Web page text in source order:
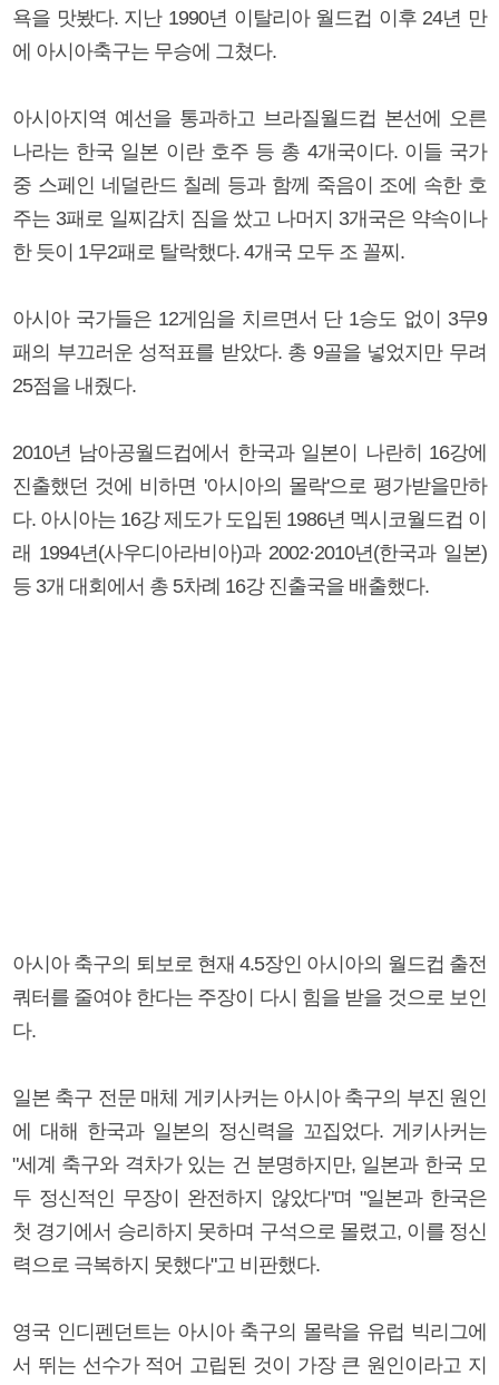
욕을 맛봤다. 지난 1990년 이탈리아 월드컵 이후 24년 만
에 아시아축구는 무승에 그쳤다.
아시아지역 예선을 통과하고 브라질월드컵 본선에 오른
나라는 한국 일본 이란 호주 등 총 4개국이다. 이들 국가
중 스페인 네덜란드 칠레 등과 함께 죽음이 조에 속한 호
주는 3패로 일찌감치 짐을 쌌고 나머지 3개국은 약속이나
한 듯이 1무2패로 탈락했다. 4개국 모두 조 꼴찌.
아시아 국가들은 12게임을 치르면서 단 1승도 없이 3무9
패의 부끄러운 성적표를 받았다. 총 9골을 넣었지만 무려
25점을 내줬다.
2010년 남아공월드컵에서 한국과 일본이 나란히 16강에
진출했던 것에 비하면 '아시아의 몰락'으로 평가받을만하
다. 아시아는 16강 제도가 도입된 1986년 멕시코월드컵 이
래 1994년(사우디아라비아)과 2002·2010년(한국과 일본)
등 3개 대회에서 총 5차례 16강 진출국을 배출했다.
아시아 축구의 퇴보로 현재 4.5장인 아시아의 월드컵 출전
쿼터를 줄여야 한다는 주장이 다시 힘을 받을 것으로 보인
다.
일본 축구 전문 매체 게키사커는 아시아 축구의 부진 원인
에 대해 한국과 일본의 정신력을 꼬집었다. 게키사커는
"세계 축구와 격차가 있는 건 분명하지만, 일본과 한국 모
두 정신적인 무장이 완전하지 않았다"며 "일본과 한국은
첫 경기에서 승리하지 못하며 구석으로 몰렸고, 이를 정신
력으로 극복하지 못했다"고 비판했다.
영국 인디펜던트는 아시아 축구의 몰락을 유럽 빅리그에
서 뛰는 선수가 적어 고립된 것이 가장 큰 원인이라고 지